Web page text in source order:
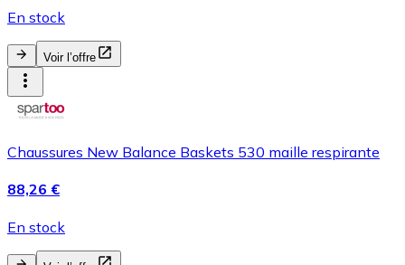
En stock
Voir l’offre
Chaussures New Balance Baskets 530 maille respirante
88,26 €
En stock